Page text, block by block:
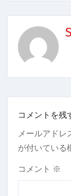
コメントを残
メールアドレ
が付いている
コメント ※